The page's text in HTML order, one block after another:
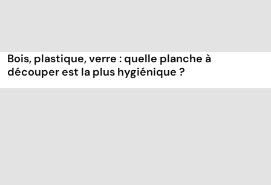
Bois, plastique, verre : quelle planche à
découper est la plus hygiénique ?